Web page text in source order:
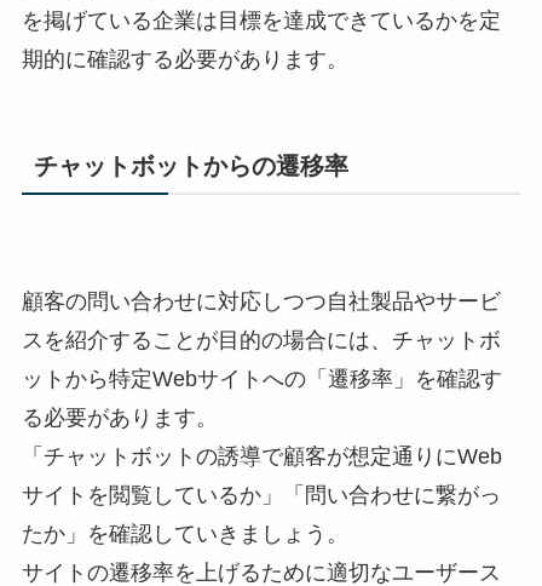
を掲げている企業は目標を達成できているかを定
期的に確認する必要があります。
チャットボットからの遷移率
顧客の問い合わせに対応しつつ自社製品やサービ
スを紹介することが目的の場合には、チャットボ
ットから特定Webサイトへの「遷移率」を確認す
る必要があります。
「チャットボットの誘導で顧客が想定通りにWeb
サイトを閲覧しているか」「問い合わせに繋がっ
たか」を確認していきましょう。
サイトの遷移率を上げるために適切なユーザース